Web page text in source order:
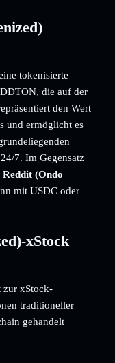
tokenisierte
die auf der
den Wert
und ermöglicht es
7. Im Gegensatz
Reddit (Ondo
mit USDC oder
xStock
zur xStock-
traditioneller
gehandelt